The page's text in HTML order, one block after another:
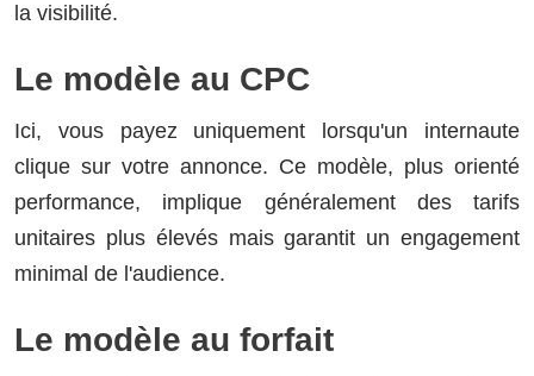
la visibilité.
Le modèle au CPC
Ici, vous payez uniquement lorsqu'un internaute
clique sur votre annonce. Ce modèle, plus orienté
performance, implique généralement des tarifs
unitaires plus élevés mais garantit un engagement
minimal de l'audience.
Le modèle au forfait